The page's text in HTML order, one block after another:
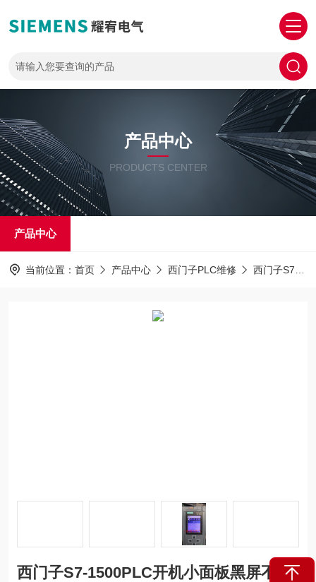
产品中心
PRODUCTS CENTER
产品中心
当前位置： 首页 产品中心 西门子PLC维修 西门子S7-1500主机维修
西门子S7-1500PLC开机小面板黑屏不显